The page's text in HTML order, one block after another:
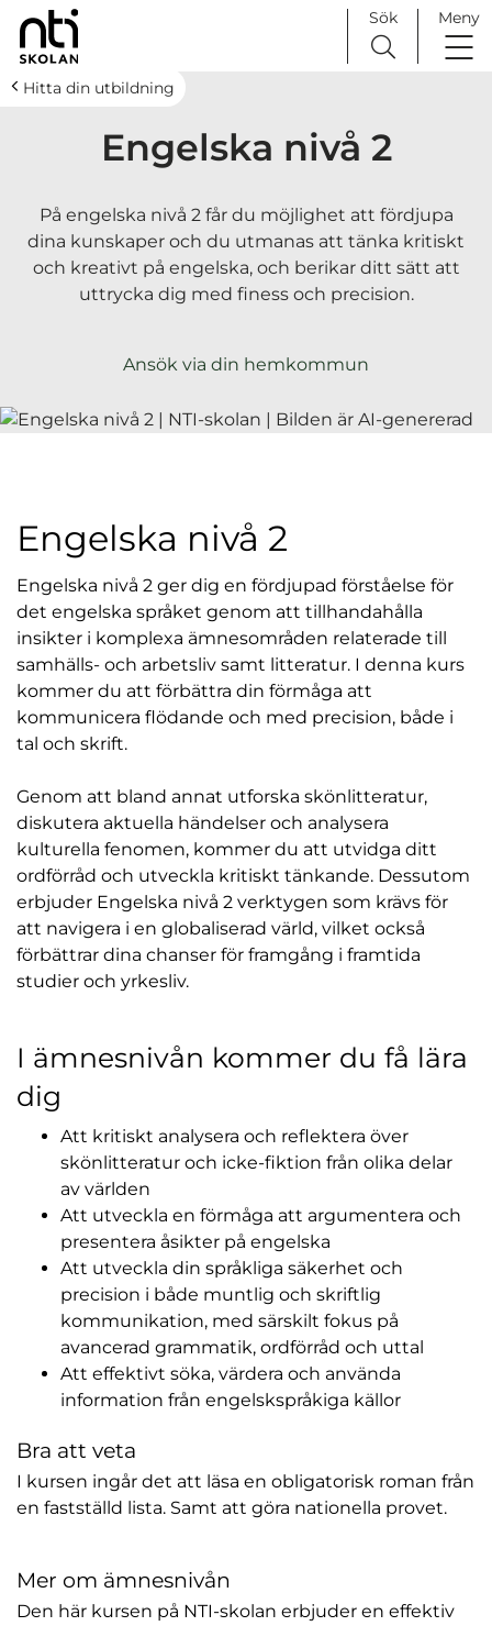
H
h
Huvudnavigation
Sök Meny
Hitta din utbildning
Engelska nivå 2
På engelska nivå 2 får du möjlighet att fördjupa
dina kunskaper och du utmanas att tänka kritiskt
och kreativt på engelska, och berikar ditt sätt att
uttrycka dig med finess och precision.
Ansök via din hemkommun
Engelska nivå 2
Engelska nivå 2 ger dig en fördjupad förståelse för
det engelska språket genom att tillhandahålla
insikter i komplexa ämnesområden relaterade till
samhälls- och arbetsliv samt litteratur. I denna kurs
kommer du att förbättra din förmåga att
kommunicera flödande och med precision, både i
tal och skrift.
Genom att bland annat utforska skönlitteratur,
diskutera aktuella händelser och analysera
kulturella fenomen, kommer du att utvidga ditt
ordförråd och utveckla kritiskt tänkande. Dessutom
erbjuder Engelska nivå 2 verktygen som krävs för
att navigera i en globaliserad värld, vilket också
förbättrar dina chanser för framgång i framtida
studier och yrkesliv.
I ämnesnivån kommer du få lära
dig
Att kritiskt analysera och reflektera över
skönlitteratur och icke-fiktion från olika delar
av världen
Att utveckla en förmåga att argumentera och
presentera åsikter på engelska
Att utveckla din språkliga säkerhet och
precision i både muntlig och skriftlig
kommunikation, med särskilt fokus på
avancerad grammatik, ordförråd och uttal
Att effektivt söka, värdera och använda
information från engelskspråkiga källor
Bra att veta
I kursen ingår det att läsa en obligatorisk roman från
en fastställd lista. Samt att göra nationella provet.
Mer om ämnesnivån
Den här kursen på NTI-skolan erbjuder en effektiv